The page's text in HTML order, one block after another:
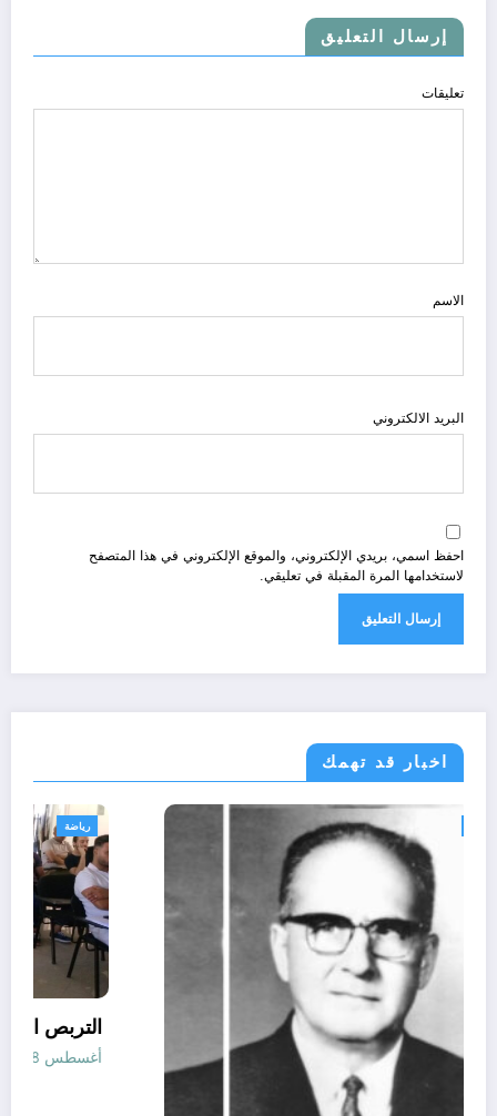
إرسال التعليق
تعليقات
الاسم
البريد الالكتروني
احفظ اسمي، بريدي الإلكتروني، والموقع الإلكتروني في هذا المتصفح
لاستخدامها المرة المقبلة في تعليقي.
اخبار قد تهمك
ثقافة